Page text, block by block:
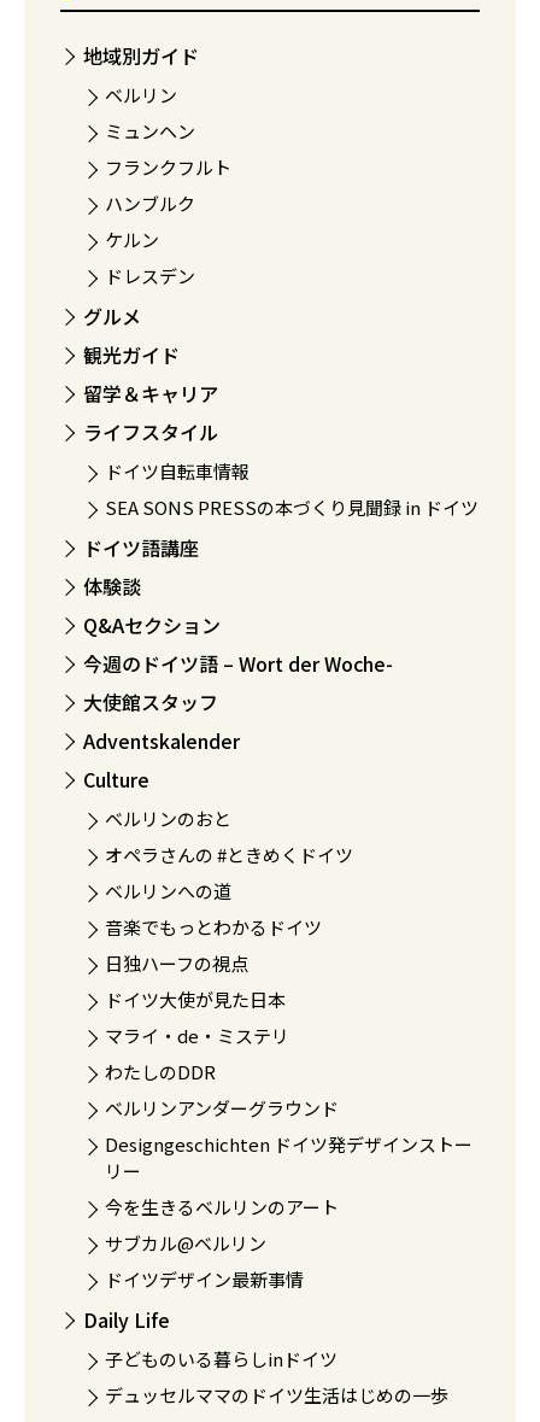
地域別ガイド
ベルリン
ミュンヘン
フランクフルト
ハンブルク
ケルン
ドレスデン
グルメ
観光ガイド
留学＆キャリア
ライフスタイル
ドイツ自転車情報
SEA SONS PRESSの本づくり見聞録 in ドイツ
ドイツ語講座
体験談
Q&Aセクション
今週のドイツ語 – Wort der Woche-
大使館スタッフ
Adventskalender
Culture
ベルリンのおと
オペラさんの #ときめくドイツ
ベルリンへの道
音楽でもっとわかるドイツ
日独ハーフの視点
ドイツ大使が見た日本
マライ・de・ミステリ
わたしのDDR
ベルリンアンダーグラウンド
Designgeschichten ドイツ発デザインストー
リー
今を生きるベルリンのアート
サブカル@ベルリン
ドイツデザイン最新事情
Daily Life
子どものいる暮らしinドイツ
デュッセルママのドイツ生活はじめの一歩